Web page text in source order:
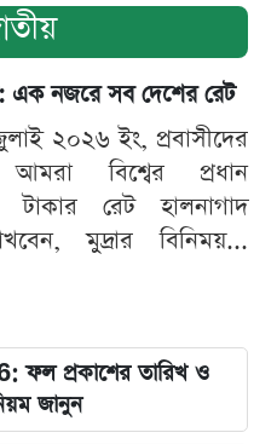
এক নজরে সব দেশের রেট
২০২৬ ইং, প্রবাসীদের
আমরা বিশ্বের প্রধান
টাকার রেট হালনাগাদ
মুদ্রার বিনিময়...
প্রকাশের তারিখ ও
জানুন